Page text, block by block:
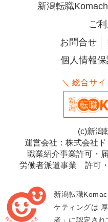
新潟転職
ご
お問合せ
個人情報
＼ 総合サ
(c)新潟
運営会社：株式会社
職業紹介事業許可・
労働者派遣事業 許可
新潟転職
ケティングは
者」に認定され